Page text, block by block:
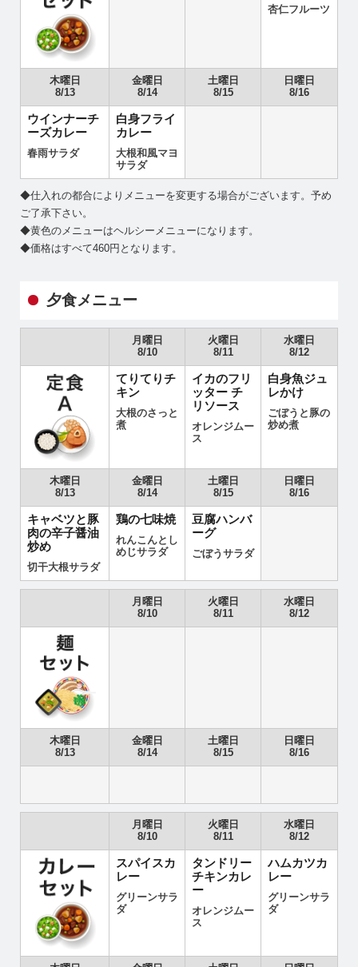
杏仁フルーツ
木曜日
8/13
金曜日
8/14
土曜日
8/15
日曜日
8/16
ウインナーチ
ーズカレー
春雨サラダ
白身フライ
カレー
大根和風マヨ
サラダ
◆仕入れの都合によりメニューを変更する場合がございます。予め
ご了承下さい。
◆黄色のメニューはヘルシーメニューになります。
◆価格はすべて460円となります。
夕食メニュー
月曜日
8/10
火曜日
8/11
水曜日
8/12
てりてりチ
キン
大根のさっと
煮
イカのフリ
ッター チ
リソース
オレンジムー
ス
白身魚ジュ
レかけ
ごぼうと豚の
炒め煮
木曜日
8/13
金曜日
8/14
土曜日
8/15
日曜日
8/16
キャベツと豚
肉の辛子醤油
炒め
切干大根サラダ
鶏の七味焼
れんこんとし
めじサラダ
豆腐ハンバ
ーグ
ごぼうサラダ
月曜日
8/10
火曜日
8/11
水曜日
8/12
木曜日
8/13
金曜日
8/14
土曜日
8/15
日曜日
8/16
月曜日
8/10
火曜日
8/11
水曜日
8/12
スパイスカ
レー
グリーンサラ
ダ
タンドリー
チキンカレ
ー
オレンジムー
ス
ハムカツカ
レー
グリーンサラ
ダ